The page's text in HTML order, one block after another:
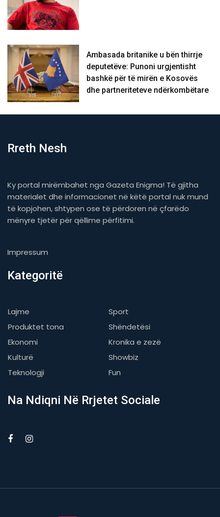
Ambasada britanike u bën thirrje
deputetëve: Punoni urgjentisht
bashkë për të mirën e Kosovës
dhe partneriteteve ndërkombëtare
Rreth Nesh
Ky portal mirëmbahet nga Gazeta Enigma! Të gjitha
materialet dhe informacionet në këtë portal nuk mund
të kopjohen, shtypen ose të përdoren në çfarëdo
mënyre tjetër për qëllime përfitimi.
Impressum
Kategoritë
Lajme
Sport
Produktet tona
Shëndetësi
Ekonomi
Kronika e zezë
Kulturë
Showbiz
Teknologji
Fun
Na Ndiqni Në Rrjetet Sociale